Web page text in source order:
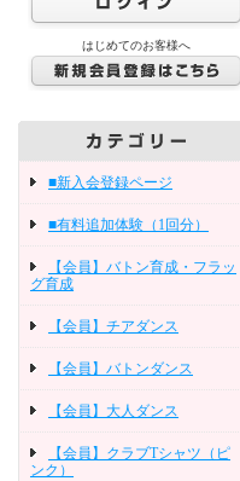
はじめてのお客様へ
■新入会登録ページ
■有料追加体験（1回分）
【会員】バトン育成・フラッ
グ育成
【会員】チアダンス
【会員】バトンダンス
【会員】大人ダンス
【会員】クラブTシャツ（ピ
ンク）